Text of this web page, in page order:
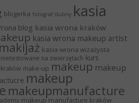
blogerka fotograf ślubny kasia
blog kasia wrona kraków
kasia wrona makeup artist
kasia wrona wizażysta
na zwierzętach kurs
make-up makeup makeup
makeup
makeupmanufacture
makeup manufacture kraków